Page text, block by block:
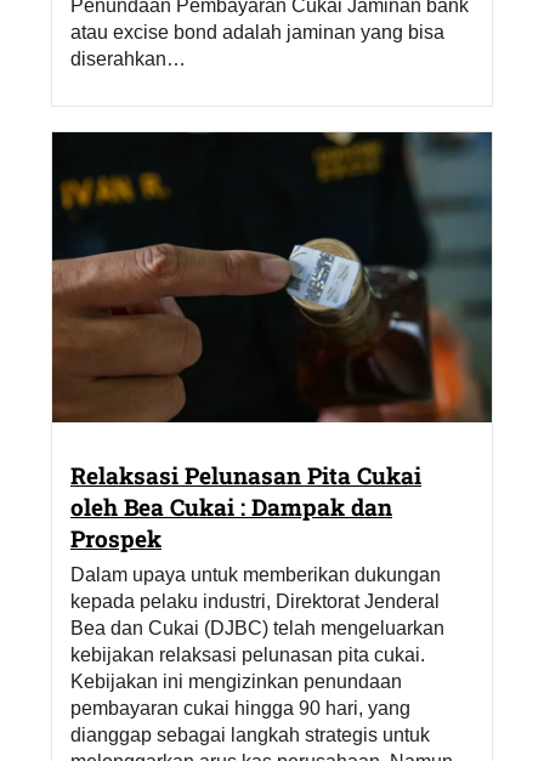
Penundaan Pembayaran Cukai Jaminan bank
atau excise bond adalah jaminan yang bisa
diserahkan…
Relaksasi Pelunasan Pita Cukai
oleh Bea Cukai : Dampak dan
Prospek
Dalam upaya untuk memberikan dukungan
kepada pelaku industri, Direktorat Jenderal
Bea dan Cukai (DJBC) telah mengeluarkan
kebijakan relaksasi pelunasan pita cukai.
Kebijakan ini mengizinkan penundaan
pembayaran cukai hingga 90 hari, yang
dianggap sebagai langkah strategis untuk